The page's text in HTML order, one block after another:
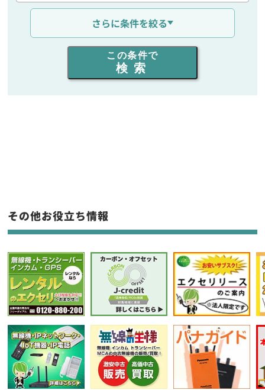
通信距離を選ぶ
出力を選ぶ
同時通話人数を選ぶ
フリーワード入力(製品名等)
選択条件をリセット
さらに条件を絞る
この条件で
検索
その他お役立ち情報